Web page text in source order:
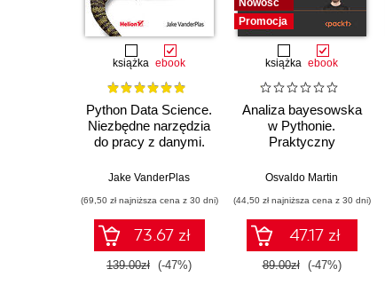
książka ebook
Python Data Science.
Niezbędne narzędzia
do pracy z danymi.
Jake VanderPlas
(69,50 zł najniższa cena z 30 dni)
73.67 zł
139.00zł (-47%)
Nowość
Promocja
książka ebook
Analiza bayesowska
w Pythonie.
Praktyczny
modelowaniu
Wydanie III
Osvaldo Martin
(44,50 zł najniższa cena z 30 dni)
47.17 zł
89.00zł (-47%)